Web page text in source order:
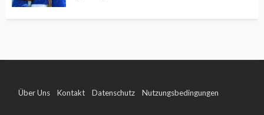
Über Uns Kontakt Datenschutz Nutzungsbedingungen